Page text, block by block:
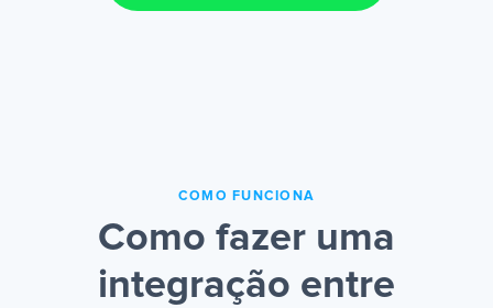
COMO FUNCIONA
Como fazer uma
integração entre